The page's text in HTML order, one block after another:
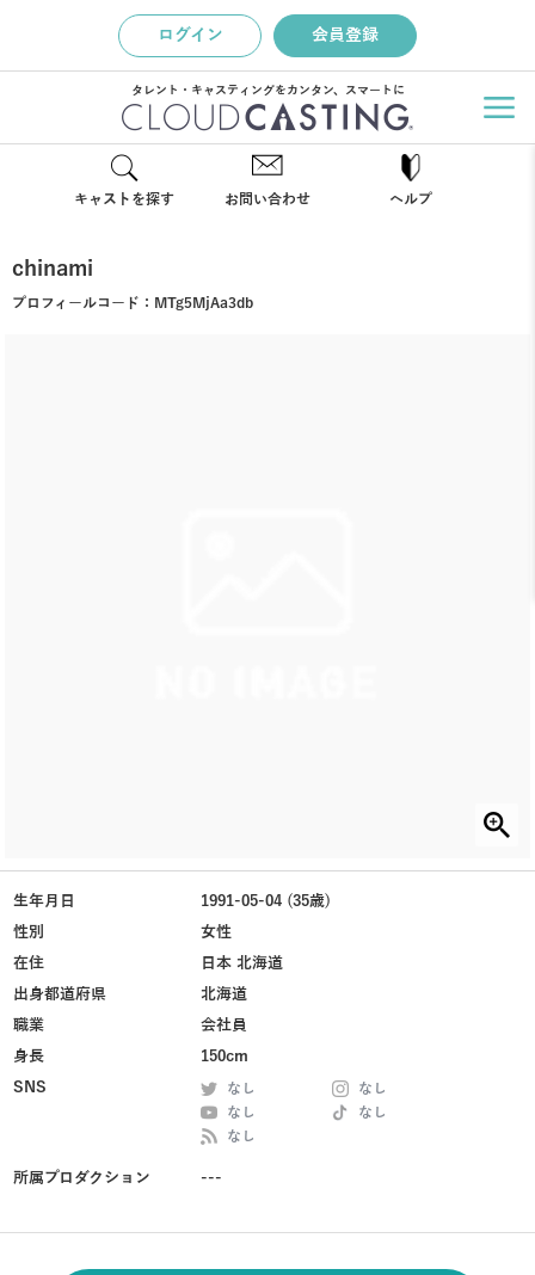
ログイン 会員登録
タレント・キャスティングをカンタン、スマートに
キャストを探す お問い合わせ ヘルプ
chinami
プロフィールコード： MTg5MjAa3db
生年月日
1991-05-04 (35歳)
性別
女性
在住
日本 北海道
出身都道府県
北海道
職業
会社員
身長
150cm
SNS
なし
なし
なし
なし
なし
所属プロダクション ---